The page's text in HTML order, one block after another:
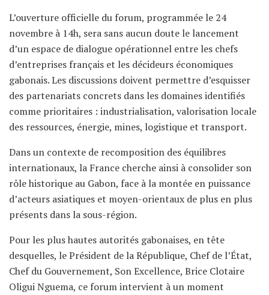
L’ouverture officielle du forum, programmée le 24
novembre à 14h, sera sans aucun doute le lancement
d’un espace de dialogue opérationnel entre les chefs
d’entreprises français et les décideurs économiques
gabonais. Les discussions doivent permettre d’esquisser
des partenariats concrets dans les domaines identifiés
comme prioritaires : industrialisation, valorisation locale
des ressources, énergie, mines, logistique et transport.
Dans un contexte de recomposition des équilibres
internationaux, la France cherche ainsi à consolider son
rôle historique au Gabon, face à la montée en puissance
d’acteurs asiatiques et moyen-orientaux de plus en plus
présents dans la sous-région.
Pour les plus hautes autorités gabonaises, en tête
desquelles, le Président de la République, Chef de l’État,
Chef du Gouvernement, Son Excellence, Brice Clotaire
Oligui Nguema, ce forum intervient à un moment